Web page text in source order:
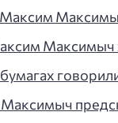
Максимыч